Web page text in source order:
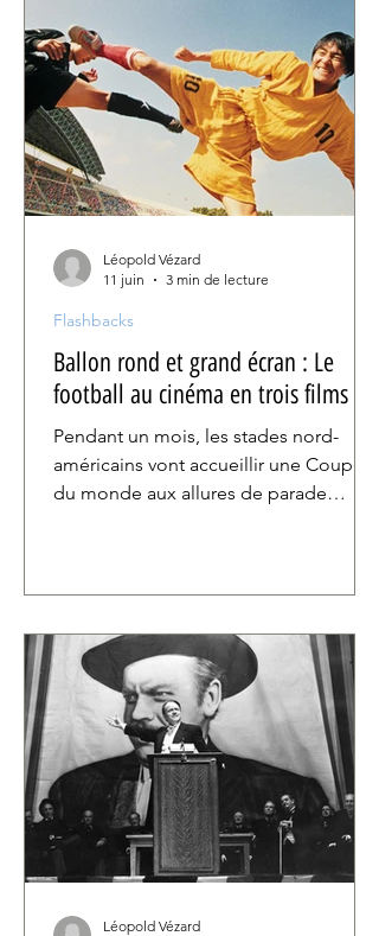
allégorique (le Liban n'est
délibérément jamais nommé) devient
l'arène d'une cruauté inexorable.
Ballon rond et grand écran : Le
football au cinéma en trois films
Pendant un mois, les stades nord-
américains vont accueillir une Coupe
du monde aux allures de parade
projecteurs : trois films qui nous
donnent à regarder autrement le sport
le plus populaire de la planète.
Flashbacks
Léopold Vézard
11 juin
3 min de lecture
Léopold Vézard